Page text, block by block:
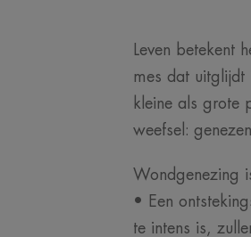
Leven betekent
mes dat uitglijdt
kleine als grote
weefsel:
Wondgenezing
• Een
te intens is,